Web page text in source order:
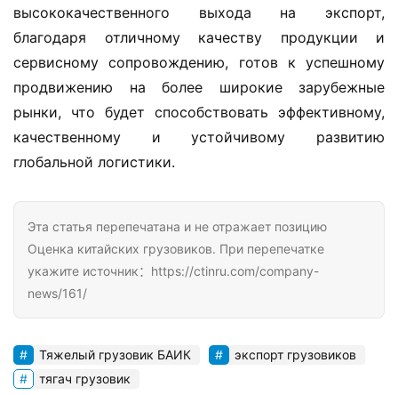
высококачественного выхода на экспорт,
благодаря отличному качеству продукции и
сервисному сопровождению, готов к успешному
продвижению на более широкие зарубежные
рынки, что будет способствовать эффективному,
качественному и устойчивому развитию
глобальной логистики.
Эта статья перепечатана и не отражает позицию
Оценка китайских грузовиков. При перепечатке
укажите источник：https://ctinru.com/company-
news/161/
Тяжелый грузовик БАИК
экспорт грузовиков
тягач грузовик